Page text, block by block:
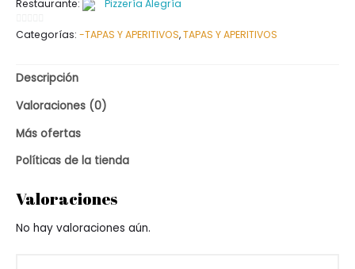
Restaurante: Pizzería Alegría
0
Categorías: -TAPAS Y APERITIVOS,TAPAS Y APERITIVOS
Descripción
Valoraciones (0)
Más ofertas
Políticas de la tienda
Valoraciones
No hay valoraciones aún.